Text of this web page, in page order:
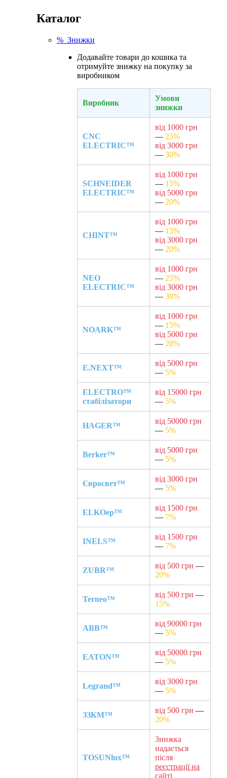
Каталог
% Знижки
Додавайте товари до кошика та
отримуйте знижку на покупку за
виробником
Виробник
Умови
знижки
CNC
ELECTRIC™
від 1000 грн
— 25%
від 3000 грн
— 30%
SCHNEIDER
ELECTRIC™
від 1000 грн
— 15%
від 5000 грн
— 20%
CHINT™
від 1000 грн
— 15%
від 3000 грн
— 20%
NEO
ELECTRIC™
від 1000 грн
— 25%
від 3000 грн
— 30%
NOARK™
від 1000 грн
— 15%
від 5000 грн
— 20%
E.NEXT™
від 5000 грн
— 5%
ELECTRO™
стабілізатори
від 15000 грн
— 5%
HAGER™
від 50000 грн
— 5%
Berker™
від 5000 грн
— 5%
Євросвет™
від 3000 грн
— 5%
ELKOep™
від 1500 грн
— 7%
INELS™
від 1500 грн
— 7%
ZUBR™
від 500 грн —
20%
Terneo™
від 500 грн —
15%
ABB™
від 90000 грн
— 5%
EATON™
від 50000 грн
— 5%
Legrand™
від 3000 грн
— 5%
ЗЗКМ™
від 500 грн —
20%
TOSUNlux™
Знижка
надається
після
реєстрації на
сайті